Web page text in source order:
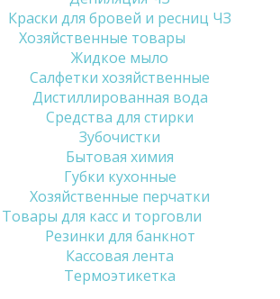
Краски для бровей и ресниц ЧЗ
Хозяйственные товары
Жидкое мыло
Салфетки хозяйственные
Дистиллированная вода
Средства для стирки
Зубочистки
Бытовая химия
Губки кухонные
Хозяйственные перчатки
Товары для касс и торговли
Резинки для банкнот
Кассовая лента
Термоэтикетка